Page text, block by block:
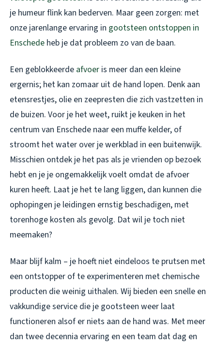
je humeur flink kan bederven. Maar geen zorgen: met
onze jarenlange ervaring in gootsteen ontstoppen in
Enschede heb je dat probleem zo van de baan.
Een geblokkeerde afvoer is meer dan een kleine
ergernis; het kan zomaar uit de hand lopen. Denk aan
etensrestjes, olie en zeepresten die zich vastzetten in
de buizen. Voor je het weet, ruikt je keuken in het
centrum van Enschede naar een muffe kelder, of
stroomt het water over je werkblad in een buitenwijk.
Misschien ontdek je het pas als je vrienden op bezoek
hebt en je je ongemakkelijk voelt omdat de afvoer
kuren heeft. Laat je het te lang liggen, dan kunnen die
ophopingen je leidingen ernstig beschadigen, met
torenhoge kosten als gevolg. Dat wil je toch niet
meemaken?
Maar blijf kalm – je hoeft niet eindeloos te prutsen met
een ontstopper of te experimenteren met chemische
producten die weinig uithalen. Wij bieden een snelle en
vakkundige service die je gootsteen weer laat
functioneren alsof er niets aan de hand was. Met meer
dan twee decennia ervaring en een team dat dag en